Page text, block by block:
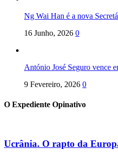
Ng Wai Han é a nova
16 Junho, 2026 0
António José Seguro vence
9 Fevereiro, 2026 0
O Expediente Opinativo
Ucrânia. O rapto da